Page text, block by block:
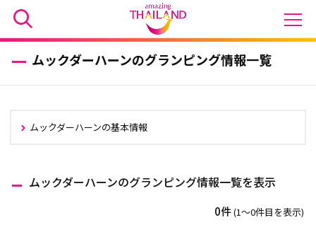
ムックダーハーンのグランピング情報一覧
ムックダーハーンの基本情報
ムックダーハーンのグランピング情報一覧を表示
0件(1〜0件目を表示)